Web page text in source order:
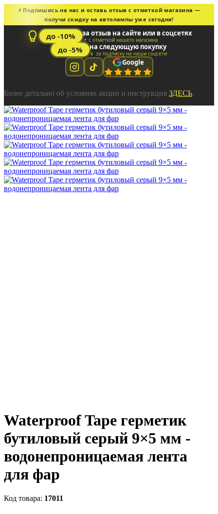
⚡ Подпишись на нас и оставь отзыв с отметкой магазина —
получи скидку на автолампы уже сегодня!
до -10% за отзыв на сайте или в соцсетях
📌 с отметкой нашего магазина
до -5% на следующую покупку
📱 за подписку на наши соцсети
Google
Более детально об условиях акции и инструкция ЗДЕСЬ.
Waterproof Tape герметик
бутиловый серый 9×5 мм -
водонепроницаемая лента
для фар
17011